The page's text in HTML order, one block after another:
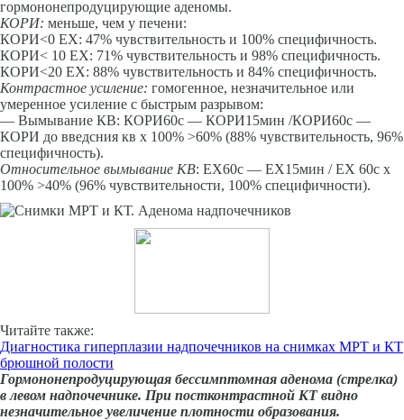
гормононепродуцирующие аденомы.
КОРИ: меньше, чем у печени:
КОРИ<0 ЕХ: 47% чувствительность и 100% специфичность.
КОРИ< 10 ЕХ: 71% чувствительность и 98% специфичность.
КОРИ<20 ЕХ: 88% чувствительность и 84% специфичность.
Контрастное усиление: гомогенное, незначительное или
умеренное усиление с быстрым разрывом:
— Вымывание КВ: КОРИ60с — КОРИ15мин /КОРИ60с —
КОРИ до введсния кв х 100% >60% (88% чувствительность, 96%
специфичность).
Относительное вымывание КВ: ЕХ60с — ЕХ15мин / ЕХ 60с х
100% >40% (96% чувствительности, 100% специфичности).
Читайте также:
Диагностика гиперплазии надпочечников на снимках МРТ и КТ
брюшной полости
Гормононепродуцирующая бессимптомная аденома (стрелка)
в левом надпочечнике. При постконтрастной КТ видно
незначительное увеличение плотности образования.